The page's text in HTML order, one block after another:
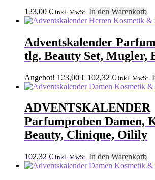
123,00 € inkl. MwSt. In den Warenkorb
Adventskalender
tlg. Beauty Set, Mugler,
Angebot! 123,00€ Ursprünglicher
Preis
123,00 €
102,32 €Aktueller
Preis
102,32 €.
inkl. MwSt.
ADVENTSKALENDER
Parfumproben Damen,
Beauty, Clinique, Oilily
102,32 € inkl. MwSt. In den Warenkorb